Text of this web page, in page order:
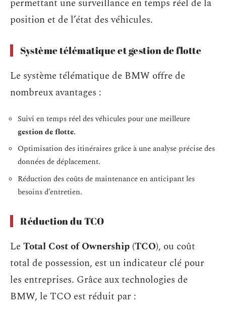
permettant une surveillance en temps réel de la
position et de l’état des véhicules.
Système télématique et gestion de flotte
Le système télématique de BMW offre de
nombreux avantages :
Suivi en temps réel des véhicules pour une meilleure
gestion de flotte.
Optimisation des itinéraires grâce à une analyse précise des
données de déplacement.
Réduction des coûts de maintenance en anticipant les
besoins d’entretien.
Réduction du TCO
LeTotal Cost of Ownership (TCO), ou coût
total de possession, est un indicateur clé pour
les entreprises. Grâce aux technologies de
BMW, le TCO est réduit par :